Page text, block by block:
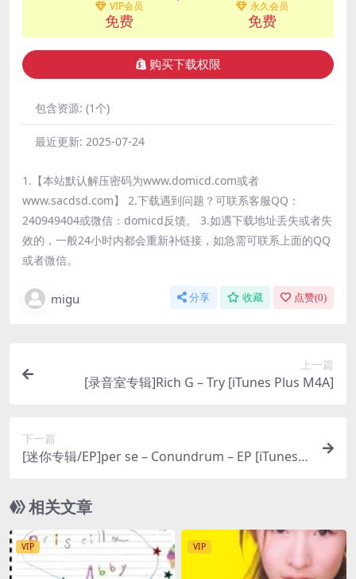
VIP会员
免费
永久会员
免费
购买下载权限
包含资源: (1个)
最近更新: 2025-07-24
1.【本站默认解压密码为www.domicd.com或者
www.sacdsd.com】 2.下载遇到问题？可联系客服QQ：
240949404或微信：domicd反馈。 3.如遇下载地址丢失或者失
效的，一般24小时内都会重新补链接，如急需可联系上面的QQ
或者微信。
migu 分享 收藏 点赞(0)
上一篇
[录音室专辑]Rich G – Try [iTunes Plus M4A]
下一篇
[迷你专辑/EP]per se – Conundrum – EP [iTunes P
相关文章
VIP VIP